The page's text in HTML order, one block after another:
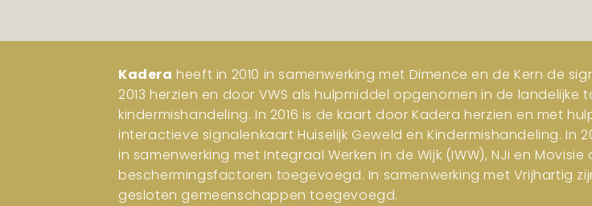
Kadera heeft in 2010 in samenwerking met Dimence en de Kern de
2013 herzien en door VWS als hulpmiddel opgenomen in de
kindermishandeling. In 2016 is de kaart door Kadera herzien en met
interactieve signalenkaart Huiselijk Geweld en Kindermishandeling. In
in samenwerking met Integraal Werken in de Wijk (IWW), NJi en
beschermingsfactoren toegevoegd. In samenwerking met Vrijhartig
gesloten gemeenschappen toegevoegd.